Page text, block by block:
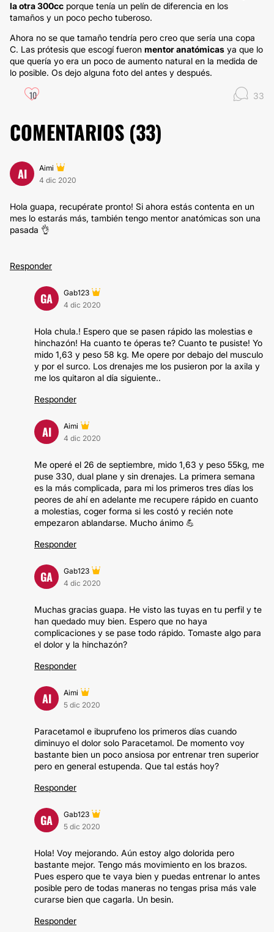
la otra 300cc porque tenía un pelín de diferencia en los
tamaños y un poco pecho tuberoso.
Ahora no se que tamaño tendría pero creo que sería una copa
C. Las prótesis que escogí fueron mentor anatómicas ya que lo
que quería yo era un poco de aumento natural en la medida de
lo posible. Os dejo alguna foto del antes y después.
10 33
COMENTARIOS (33)
AI
Aimi
4 dic 2020
Hola guapa, recupérate pronto! Si ahora estás contenta en un
mes lo estarás más, también tengo mentor anatómicas son una
pasada 👌
Responder
GA
Gab123
4 dic 2020
Hola chula.! Espero que se pasen rápido las molestias e
hinchazón! Ha cuanto te óperas te? Cuanto te pusiste! Yo
mido 1,63 y peso 58 kg. Me opere por debajo del musculo
y por el surco. Los drenajes me los pusieron por la axila y
me los quitaron al día siguiente..
Responder
AI
Aimi
4 dic 2020
Me operé el 26 de septiembre, mido 1,63 y peso 55kg, me
puse 330, dual plane y sin drenajes. La primera semana
es la más complicada, para mi los primeros tres días los
peores de ahí en adelante me recupere rápido en cuanto
a molestias, coger forma si les costó y recién note
empezaron ablandarse. Mucho ánimo 💪
Responder
GA
Gab123
4 dic 2020
Muchas gracias guapa. He visto las tuyas en tu perfil y te
han quedado muy bien. Espero que no haya
complicaciones y se pase todo rápido. Tomaste algo para
el dolor y la hinchazón?
Responder
AI
Aimi
5 dic 2020
Paracetamol e ibuprufeno los primeros días cuando
diminuyo el dolor solo Paracetamol. De momento voy
bastante bien un poco ansiosa por entrenar tren superior
pero en general estupenda. Que tal estás hoy?
Responder
GA
Gab123
5 dic 2020
Hola! Voy mejorando. Aún estoy algo dolorida pero
bastante mejor. Tengo más movimiento en los brazos.
Pues espero que te vaya bien y puedas entrenar lo antes
posible pero de todas maneras no tengas prisa más vale
curarse bien que cagarla. Un besin.
Responder